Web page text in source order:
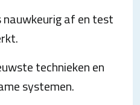
af en test
technieken en
systemen.